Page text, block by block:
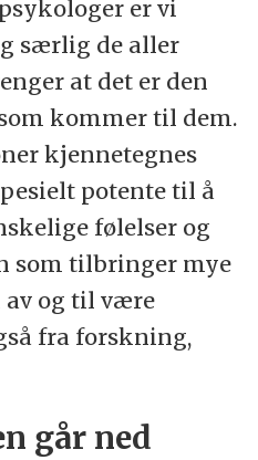
er vi
særlig de aller
at det er den
kommer til dem.
kjennetegnes
potente til å
følelser og
som tilbringer mye
av og til være
fra forskning,
går ned